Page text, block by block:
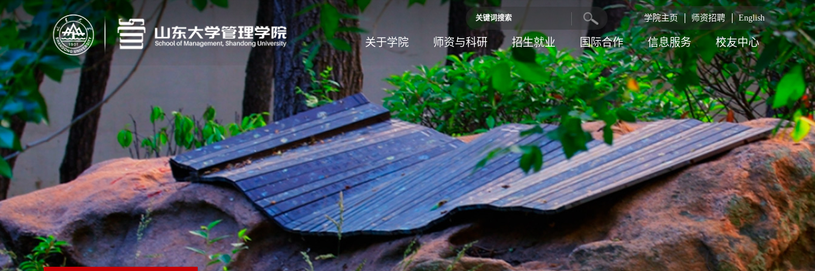
学院主页 师资招聘 English
关于学院 师资与科研 招生就业 国际合作 信息服务 校友中心